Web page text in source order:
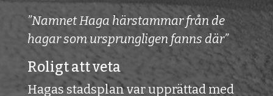
”Namnet Haga härstammar från de
hagar som ursprungligen fanns där”
Roligt att veta
Hagas stadsplan var upprättad med